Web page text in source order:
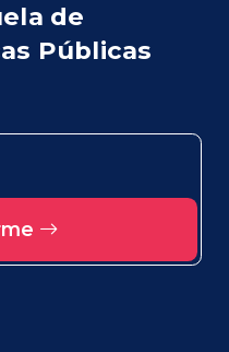
de
Públicas